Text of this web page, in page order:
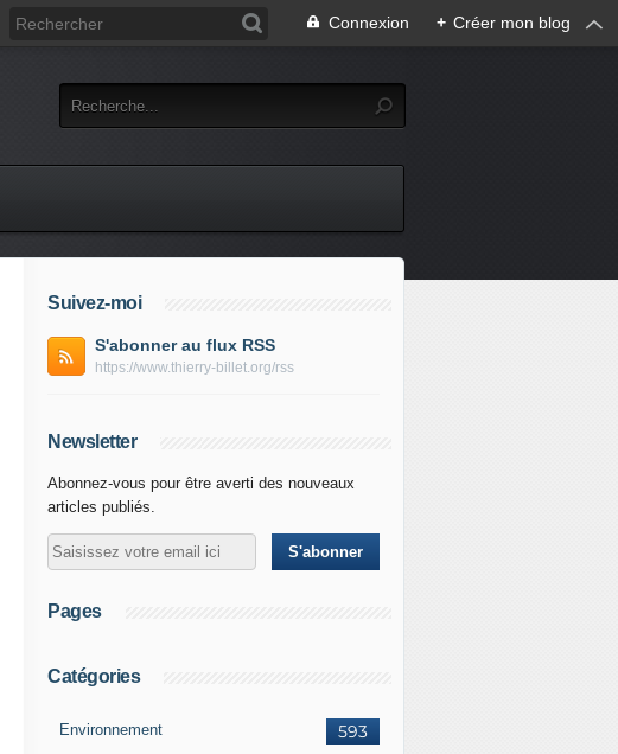
Connexion + Créer mon blog
Suivez-moi
S'abonner au flux RSS
https://www.thierry-billet.org/rss
Newsletter
Abonnez-vous pour être averti des nouveaux
articles publiés.
Pages
Catégories
593
Environnement